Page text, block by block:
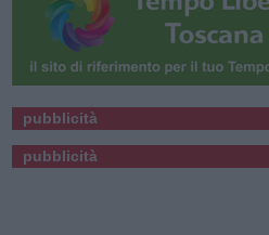
pubblicità
pubblicità